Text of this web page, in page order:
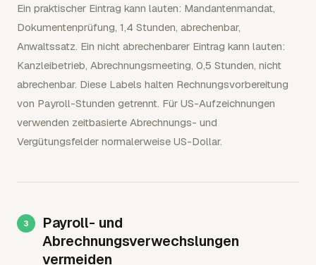
Ein praktischer Eintrag kann lauten: Mandantenmandat,
Dokumentenprüfung, 1,4 Stunden, abrechenbar,
Anwaltssatz. Ein nicht abrechenbarer Eintrag kann lauten:
Kanzleibetrieb, Abrechnungsmeeting, 0,5 Stunden, nicht
abrechenbar. Diese Labels halten Rechnungsvorbereitung
von Payroll-Stunden getrennt. Für US-Aufzeichnungen
verwenden zeitbasierte Abrechnungs- und
Vergütungsfelder normalerweise US-Dollar.
Payroll- und
Abrechnungsverwechslungen
vermeiden